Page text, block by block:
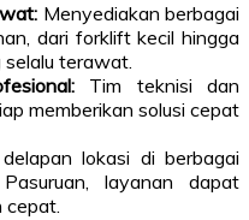
Menyediakan berbagai
dari forklift kecil hingga
selalu terawat.
Tim teknisi dan
memberikan solusi cepat
lokasi di berbagai
layanan dapat
cepat.